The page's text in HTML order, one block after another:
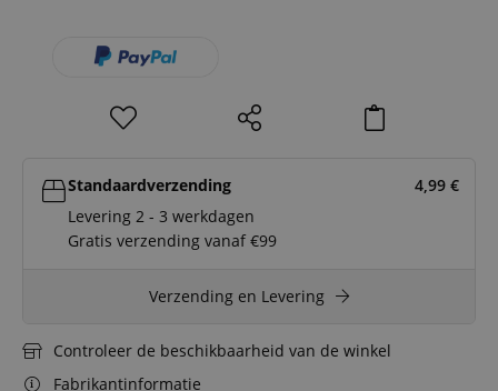
Standaardverzending 4,99 €
Levering 2 - 3 werkdagen
Gratis verzending vanaf €99
Verzending en Levering
Controleer de beschikbaarheid van de winkel
Fabrikantinformatie